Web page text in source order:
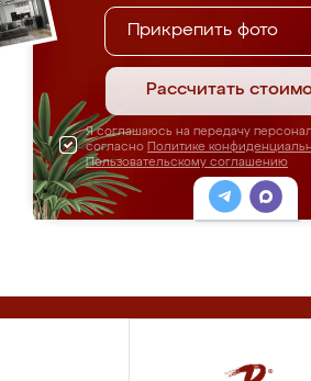
Прикрепить фото
Рассчитать
Я соглашаюсь на передачу
согласно Политике
Пользовательскому соглашению